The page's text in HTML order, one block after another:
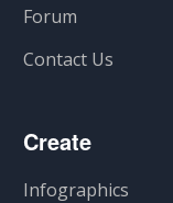
Forum
Contact Us
Create
Infographics